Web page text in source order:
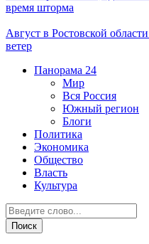
время шторма
Август в Ростовской
ветер
Панорама 24
Мир
Вся Россия
Южный регион
Блоги
Политика
Экономика
Общество
Власть
Культура